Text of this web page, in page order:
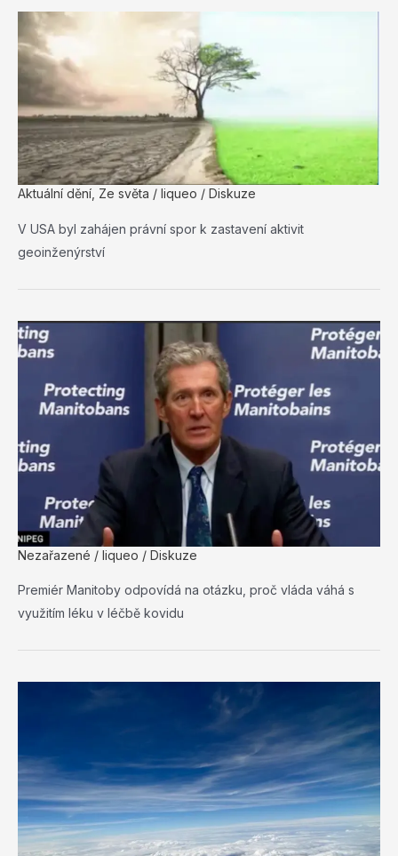
Aktuální dění Ze světa / liqueo / Diskuze
V USA byl zahájen právní spor k zastavení aktivit
geoinženýrství
Nezařazené / liqueo / Diskuze
Premiér Manitoby odpovídá na otázku, proč vláda váhá s
využitím léku v léčbě kovidu